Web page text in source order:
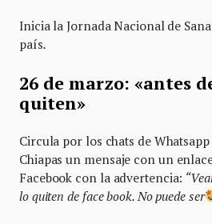
Inicia la Jornada Nacional de
país.
26 de marzo: «antes
quiten»
Circula por los chats de
Chiapas un mensaje con un
Facebook con la advertencia:
lo quiten de face book. No puede ser